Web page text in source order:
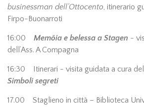
businessman dell’Ottocento, itinerario
Firpo-Buonarroti
16:00 Memöia e belessa a Stagen -
dell’Ass. A Compagna
16:30 Itinerari - visita guidata a cura del
Simboli segreti
17.00 Staglieno in città – Biblioteca